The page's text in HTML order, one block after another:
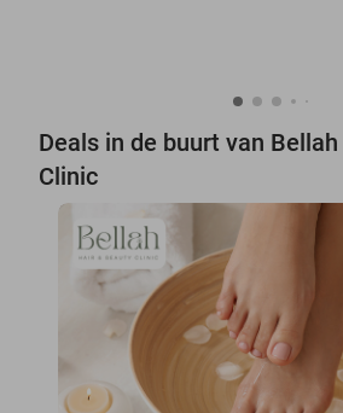
Deals in de buurt van
Clinic